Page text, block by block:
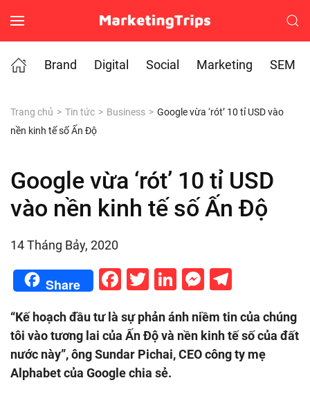
Skip to main content
Brand
Digital Social Marketing SEM
Trang chủ Tin tức Business
Google vừa ‘rót’ 10 tỉ USD vào
nền kinh tế số Ấn Độ
Google vừa ‘rót’ 10 tỉ USD
vào nền kinh tế số Ấn Độ
14 Tháng Bảy, 2020
Share Facebook
Twitter
LinkedIn
“Kế hoạch đầu tư là sự phản ánh niềm tin của chúng
tôi vào tương lai của Ấn Độ và nền kinh tế số của đất
nước này”, ông Sundar Pichai, CEO công ty mẹ
Alphabet của Google chia sẻ.